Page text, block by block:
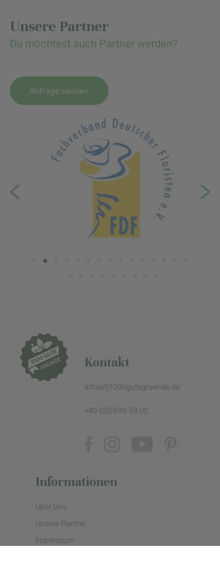
Unsere Partner
Du möchtest auch Partner werden?
Anfrage senden
Kontakt
info[at]1000gutegruende.de
+49 (0)2839-59 00
Informationen
Über Uns
Unsere Partner
Impressum